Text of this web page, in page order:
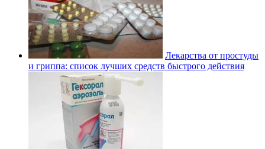
Лекарства от простуды
и гриппа: список лучших средств быстрого действия